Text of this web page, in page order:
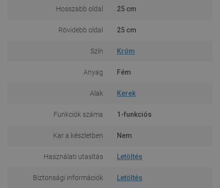
Hosszabb oldal 25 cm
Rövidebb oldal 25 cm
Szín Króm
Anyag Fém
Alak Kerek
Funkciók száma 1-funkciós
Kar a készletben Nem
Használati utasítás Letöltés
Biztonsági információk Letöltés